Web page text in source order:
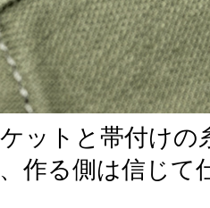
ットと帯付け
作る側は信じて